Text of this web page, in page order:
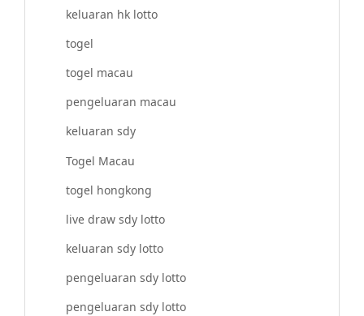
keluaran hk lotto
togel
togel macau
pengeluaran macau
keluaran sdy
Togel Macau
togel hongkong
live draw sdy lotto
keluaran sdy lotto
pengeluaran sdy lotto
pengeluaran sdy lotto